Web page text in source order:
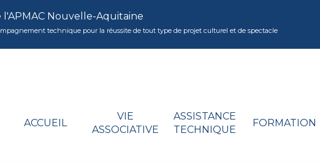
Nouvelle-Aquitaine
technique pour la réussite de tout type de projet culturel et de spectacle
ACCUEIL
VIE
ASSOCIATIVE
ASSISTANCE
TECHNIQUE
FORMATION